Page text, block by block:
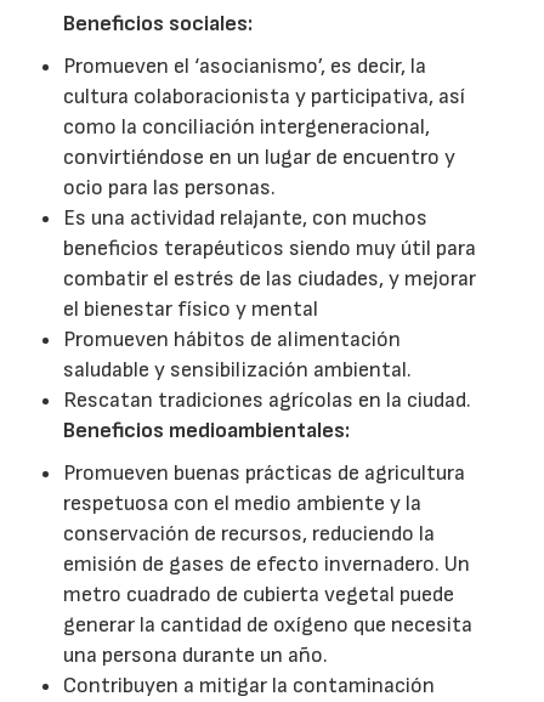
Beneficios sociales:
Promueven el ‘asocianismo’, es decir, la
cultura colaboracionista y participativa, así
como la conciliación intergeneracional,
convirtiéndose en un lugar de encuentro y
ocio para las personas.
Es una actividad relajante, con muchos
beneficios terapéuticos siendo muy útil para
combatir el estrés de las ciudades, y mejorar
el bienestar físico y mental
Promueven hábitos de alimentación
saludable y sensibilización ambiental.
Rescatan tradiciones agrícolas en la ciudad.
Beneficios medioambientales:
Promueven buenas prácticas de agricultura
respetuosa con el medio ambiente y la
conservación de recursos, reduciendo la
emisión de gases de efecto invernadero. Un
metro cuadrado de cubierta vegetal puede
generar la cantidad de oxígeno que necesita
una persona durante un año.
Contribuyen a mitigar la contaminación